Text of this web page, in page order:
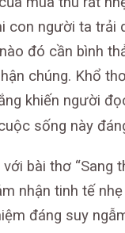
con người ta trải
đó cần bình
chúng. Khổ
khiến người
sống này
bài thơ “Sang
nhận tinh tế
đáng suy